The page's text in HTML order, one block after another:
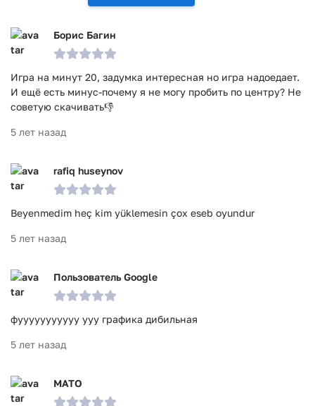
просто! Сразу же после запуска можно играть
Футбол Пенальти подойдёт практически на любой
смартфон!
Игра Футбол Пенальти. Удары по воро прошла проверку
антивирусом VirusTotal. В результате проверки по всем
последним сигнатурам заражения файлов не выявлено.
Борис Багин
Игра на минут 20, задумка интересная но игра надоедает.
И ещë есть минус-почему я не могу пробить по центру? Не
советую скачивать👎
5 лет назад
rafiq huseynov
Beyenmedim heç kim yüklemesin çox eseb oyundur
5 лет назад
Пользователь Google
фууууууууууу ууу графика дибильная
5 лет назад
MATO